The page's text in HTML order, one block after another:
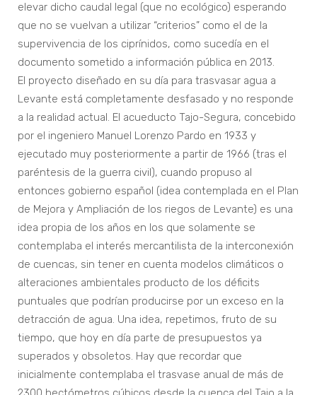
elevar dicho caudal legal (que no ecológico) esperando
que no se vuelvan a utilizar “criterios” como el de la
supervivencia de los ciprínidos, como sucedía en el
documento sometido a información pública en 2013.
El proyecto diseñado en su día para trasvasar agua a
Levante está completamente desfasado y no responde
a la realidad actual. El acueducto Tajo-Segura, concebido
por el ingeniero Manuel Lorenzo Pardo en 1933 y
ejecutado muy posteriormente a partir de 1966 (tras el
paréntesis de la guerra civil), cuando propuso al
entonces gobierno español (idea contemplada en el Plan
de Mejora y Ampliación de los riegos de Levante) es una
idea propia de los años en los que solamente se
contemplaba el interés mercantilista de la interconexión
de cuencas, sin tener en cuenta modelos climáticos o
alteraciones ambientales producto de los déficits
puntuales que podrían producirse por un exceso en la
detracción de agua. Una idea, repetimos, fruto de su
tiempo, que hoy en día parte de presupuestos ya
superados y obsoletos. Hay que recordar que
inicialmente contemplaba el trasvase anual de más de